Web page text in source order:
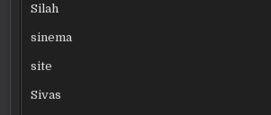
Silah
sinema
site
Sivas